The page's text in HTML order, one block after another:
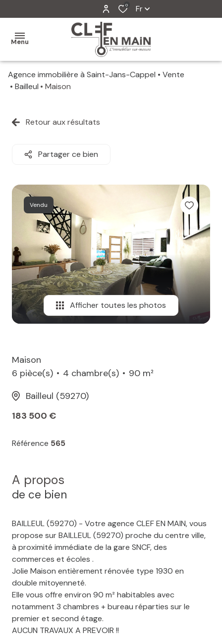
0 Fr
Menu
MON
MES
MES
ESTIMATION
ALERTE
MAIL
Agence immobilière à Saint-Jans-Cappel
Vente
Bailleul
Maison
Retour aux résultats
Partager ce bien
Vendu
Afficher toutes les photos
Maison
6 pièce(s)
4 chambre(s)
90 m²
Bailleul (59270)
183 500 €
Référence 565
A propos
de ce bien
BAILLEUL (59270) - Votre agence CLEF EN MAIN, vous
propose sur BAILLEUL (59270) proche du centre ville,
à proximité immédiate de la gare SNCF, des
commerces et écoles .
Jolie Maison entièrement rénovée type 1930 en
double mitoyenneté.
Elle vous offre environ 90 m² habitables avec
notamment 3 chambres + bureau réparties sur le
premier et second étage.
AUCUN TRAVAUX A PREVOIR !!